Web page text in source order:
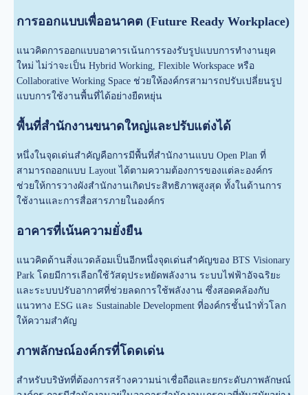
การออกแบบเพื่ออนาคต (Future Ready Workplace)
แนวคิดการออกแบบอาคารเน้นการรองรับรูปแบบการทำงานยุค
ใหม่ ไม่ว่าจะเป็น Hybrid Working, Flexible Workspace หรือ
Collaborative Working Space ช่วยให้องค์กรสามารถปรับเปลี่ยนรูป
แบบการใช้งานพื้นที่ได้อย่างยืดหยุ่น
พื้นที่สำนักงานขนาดใหญ่และปรับแต่งได้
หนึ่งในจุดเด่นสำคัญคือการมีพื้นที่สำนักงานแบบ Open Plan ที่
สามารถออกแบบ Layout ได้ตามความต้องการของแต่ละองค์กร
ช่วยให้การวางผังสำนักงานเกิดประสิทธิภาพสูงสุด ทั้งในด้านการ
ใช้งานและการสื่อสารภายในองค์กร
อาคารที่เน้นความยั่งยืน
แนวคิดด้านสิ่งแวดล้อมเป็นอีกหนึ่งจุดเด่นสำคัญของ BTS Visionary
Park โดยมีการเลือกใช้วัสดุประหยัดพลังงาน ระบบไฟฟ้าอัจฉริยะ
และระบบปรับอากาศที่ช่วยลดการใช้พลังงาน ซึ่งสอดคล้องกับ
แนวทาง ESG และ Sustainable Development ที่องค์กรชั้นนำทั่วโลก
ให้ความสำคัญ
ภาพลักษณ์องค์กรที่โดดเด่น
สำหรับบริษัทที่ต้องการสร้างความน่าเชื่อถือและยกระดับภาพลักษณ์